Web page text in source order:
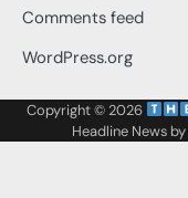
Comments feed
WordPress.org
Copyright © 2026
Headline News by